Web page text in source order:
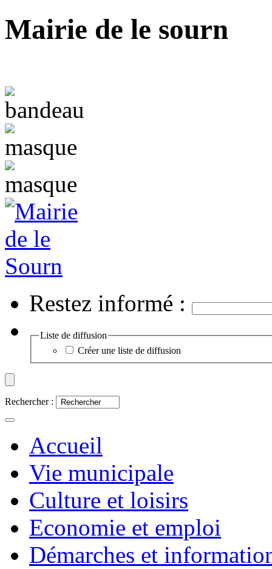
Mairie de le sourn
Restez informé :
Liste de diffusion
Créer une liste de diffusion
Rechercher :
Accueil
Vie municipale
Culture et loisirs
Economie et emploi
Démarches et